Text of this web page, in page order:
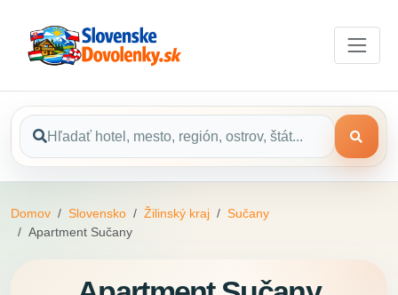
Domov Slovensko Žilinský kraj
Sučany
Apartment Sučany